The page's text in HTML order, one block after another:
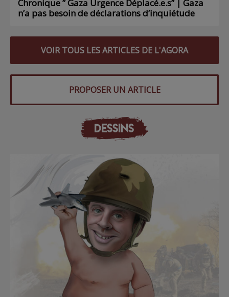
Chronique ” Gaza Urgence Déplacé.e.s” | Gaza
n’a pas besoin de déclarations d’inquiétude
VOIR TOUS LES ARTICLES DE L'AGORA
PROPOSER UN ARTICLE
DESSINS